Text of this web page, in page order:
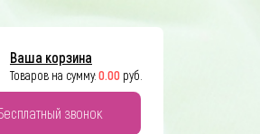
Ваша корзина
Товаров на сумму:0.00 руб.
звонок